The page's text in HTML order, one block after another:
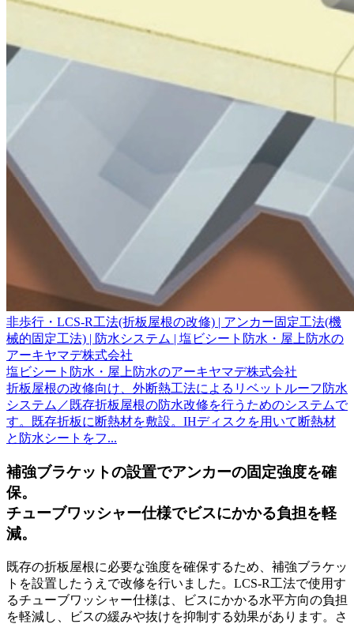
非歩行・LCS-R工法(折板屋根の改修) | アンカー固定工法(機
械的固定工法) | 防水システム | 塩ビシート防水・屋上防水の
アーキヤマデ株式会社
塩ビシート防水・屋上防水のアーキヤマデ株式会社
折板屋根の改修向け、外断熱工法によるリベットルーフ防水
システム／既存折板屋根の防水改修を行うためのシステムで
す。既存折板に断熱材を敷設。IHディスクを用いて断熱材
と防水シートをフ...
補強ブラケットの設置でアンカーの固定強度を確
保。
チューブワッシャー仕様でビスにかかる負担を軽
減。
既存の折板屋根に必要な強度を確保するため、補強ブラケッ
トを設置したうえで改修を行いました。LCS-R工法で使用す
るチューブワッシャー仕様は、ビスにかかる水平方向の負担
を軽減し、ビスの緩みや抜けを抑制する効果があります。さ